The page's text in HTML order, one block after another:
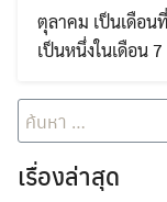
ตุลาคม เป็นเดือน
เป็นหนึ่งในเดือน
Search
for:
เรื่องล่าสุด